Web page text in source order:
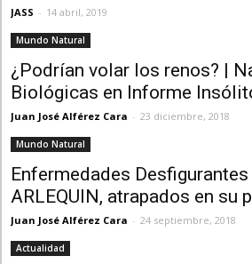
JASS - 14 abril, 2019
Mundo Natural
¿Podrían volar los renos? |
Biológicas en Informe
Juan José Alférez Cara - 23 diciembre, 2018
Mundo Natural
Enfermedades Desfigurantes
ARLEQUIN, atrapados en su
Juan José Alférez Cara - 24 septiembre, 2018
Actualidad